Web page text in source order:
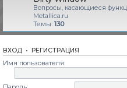
Вопросы, касающиеся
Metallica.ru
Темы: 130
ВХОД • РЕГИСТРАЦИЯ
Имя пользователя: